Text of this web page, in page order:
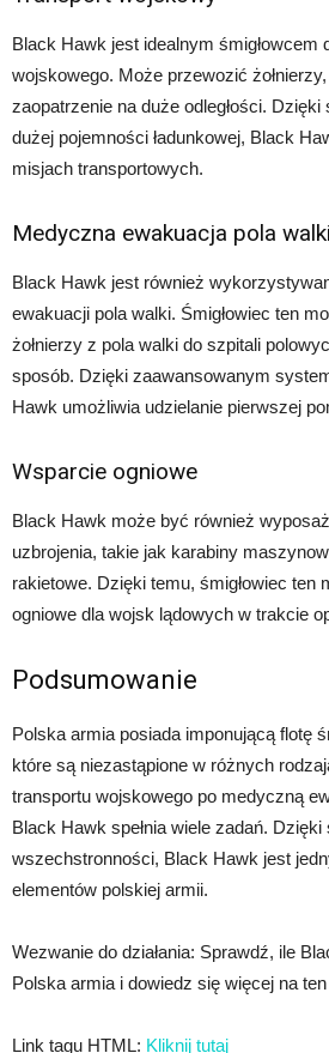
Black Hawk jest idealnym śmigłowcem
wojskowego. Może przewozić
zaopatrzenie na duże odległości. Dzięki
dużej pojemności ładunkowej, Black
misjach transportowych.
Medyczna ewakuacja pola walki
Black Hawk jest również
ewakuacji pola walki. Śmigłowiec ten
żołnierzy z pola walki do szpitali
sposób. Dzięki zaawansowanym
Hawk umożliwia udzielanie pierwszej
Wsparcie ogniowe
Black Hawk może być również
uzbrojenia, takie jak karabiny
rakietowe. Dzięki temu, śmigłowiec ten
ogniowe dla wojsk lądowych w trakcie
Podsumowanie
Polska armia posiada imponującą flotę
które są niezastąpione w różnych
transportu wojskowego po medyczną
Black Hawk spełnia wiele zadań.
wszechstronności, Black Hawk jest
elementów polskiej armii.
Wezwanie do działania: Sprawdź, ile
Polska armia i dowiedz się więcej na
Link tagu HTML: Kliknij tutaj